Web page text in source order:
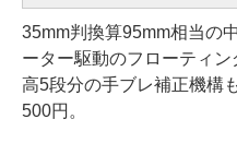
35mm判換算95mm相当の
ーター駆動のフローティ
高5段分の手ブレ補正機構
500円。